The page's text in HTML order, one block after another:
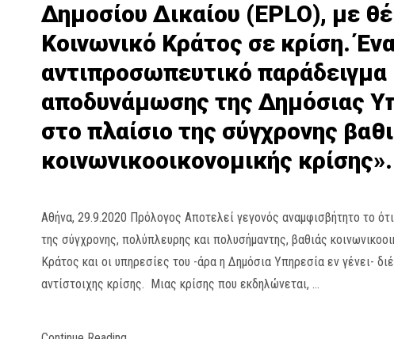
Δημοσίου Δικαίου (EPLO), με
Κοινωνικό Κράτος σε κρίση.
αντιπροσωπευτικό παράδειγμα
αποδυνάμωσης της Δημόσιας
στο πλαίσιο της σύγχρονης
κοινωνικοοικονομικής κρίσης».
Αθήνα, 29.9.2020 Πρόλογος Αποτελεί γεγονός αναμφισβήτητο το
της σύγχρονης, πολύπλευρης και πολυσήμαντης, βαθιάς
Κράτος και οι υπηρεσίες του -άρα η Δημόσια Υπηρεσία εν γένει-
αντίστοιχης κρίσης. Μιας κρίσης που εκδηλώνεται, …